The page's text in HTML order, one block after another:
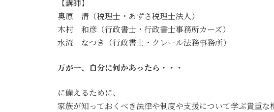
【講師】
奥原 清（税理士・あずさ税理士法人）
木村 和彦（行政書士・行政書士事務所カーズ）
水流 なつき（行政書士・クレール法務事務所）
万が一、自分に何かあったら・・・
に備えるために、
家族が知っておくべき法律や制度や支援について学ぶ貴重な